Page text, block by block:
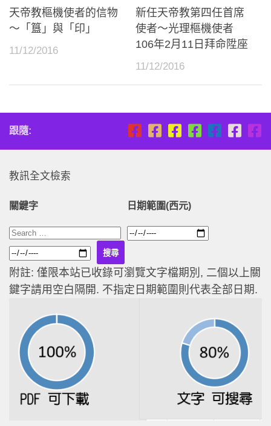
天帝教樞機使者的信物
～「簋」與「印」
11/12/2016
新任天帝教第四任首席
使者～光理樞機使者
106年2月11日拜命陞座
11/12/2016
跟隨:
教訊全文檢索
關鍵字 日期範圍(西元)
附註: 僅限本站已收錄可瀏覽文字檔期別, 二個以上關
鍵字請用空白隔開. 不指定日期範圍則代表全部日期.